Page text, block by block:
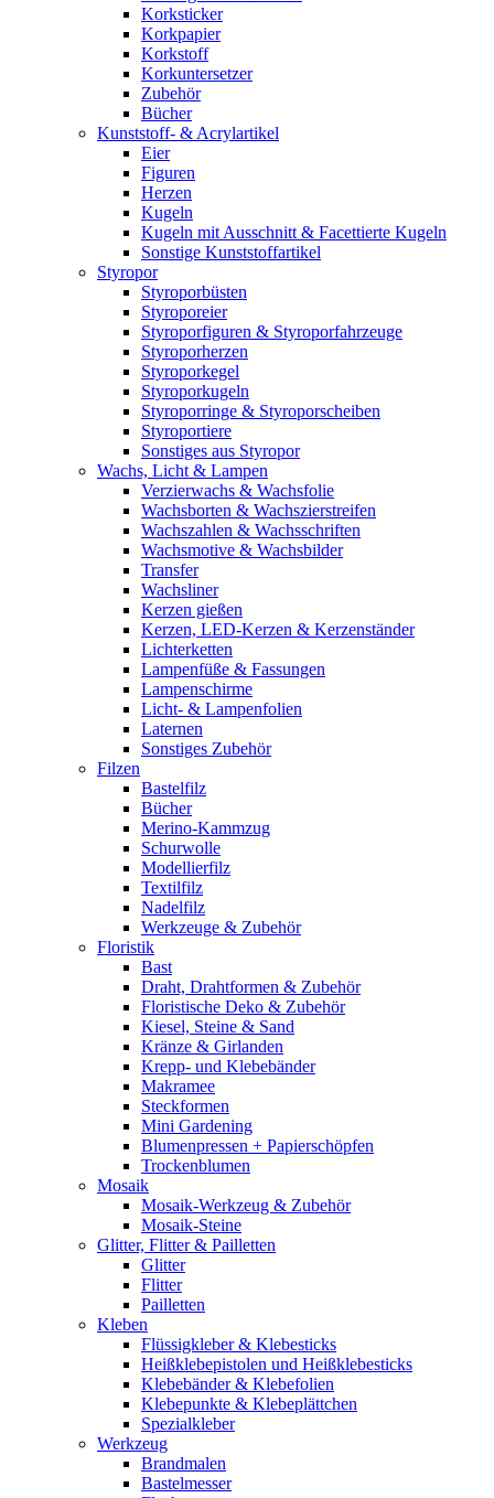
Korksticker
Korkpapier
Korkstoff
Korkuntersetzer
Zubehör
Bücher
Kunststoff- & Acrylartikel
Eier
Figuren
Herzen
Kugeln
Kugeln mit Ausschnitt & Facettierte Kugeln
Sonstige Kunststoffartikel
Styropor
Styroporbüsten
Styroporeier
Styroporfiguren & Styroporfahrzeuge
Styroporherzen
Styroporkegel
Styroporkugeln
Styroporringe & Styroporscheiben
Styroportiere
Sonstiges aus Styropor
Wachs, Licht & Lampen
Verzierwachs & Wachsfolie
Wachsborten & Wachszierstreifen
Wachszahlen & Wachsschriften
Wachsmotive & Wachsbilder
Transfer
Wachsliner
Kerzen gießen
Kerzen, LED-Kerzen & Kerzenständer
Lichterketten
Lampenfüße & Fassungen
Lampenschirme
Licht- & Lampenfolien
Laternen
Sonstiges Zubehör
Filzen
Bastelfilz
Bücher
Merino-Kammzug
Schurwolle
Modellierfilz
Textilfilz
Nadelfilz
Werkzeuge & Zubehör
Floristik
Bast
Draht, Drahtformen & Zubehör
Floristische Deko & Zubehör
Kiesel, Steine & Sand
Kränze & Girlanden
Krepp- und Klebebänder
Makramee
Steckformen
Mini Gardening
Blumenpressen + Papierschöpfen
Trockenblumen
Mosaik
Mosaik-Werkzeug & Zubehör
Mosaik-Steine
Glitter, Flitter & Pailletten
Glitter
Flitter
Pailletten
Kleben
Flüssigkleber & Klebesticks
Heißklebepistolen und Heißklebesticks
Klebebänder & Klebefolien
Klebepunkte & Klebeplättchen
Spezialkleber
Werkzeug
Brandmalen
Bastelmesser